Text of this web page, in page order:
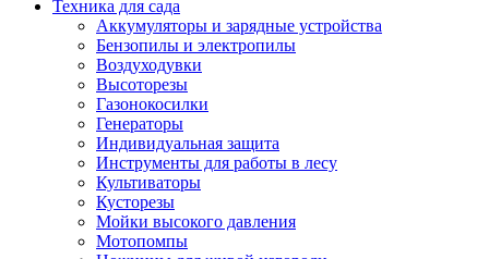
Техника для сада
Аккумуляторы и зарядные устройства
Бензопилы и электропилы
Воздуходувки
Высоторезы
Газонокосилки
Генераторы
Индивидуальная защита
Инструменты для работы в лесу
Культиваторы
Кусторезы
Мойки высокого давления
Мотопомпы